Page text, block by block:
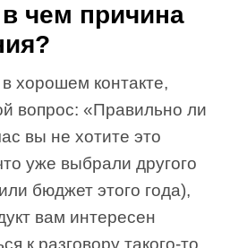
чем причина
хорошем контакте,
вопрос: «Правильно ли
вы не хотите это
уже выбрали другого
бюджет этого года),
вам интересен
к разговору такого-то